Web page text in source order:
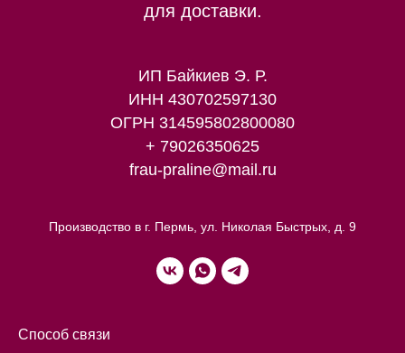
для доставки.
ИП Байкиев Э. Р.
ИНН 430702597130
ОГРН 314595802800080
+ 79026350625
frau-praline@mail.ru
Производство в г. Пермь, ул. Николая Быстрых, д. 9
Способ связи